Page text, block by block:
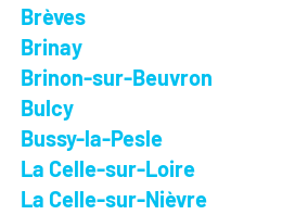
Brèves
Brinay
Brinon-sur-Beuvron
Bulcy
Bussy-la-Pesle
La Celle-sur-Loire
La Celle-sur-Nièvre